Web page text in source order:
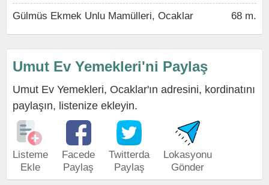
Gülmüs Ekmek Unlu Mamülleri, Ocaklar 68 m.
Umut Ev Yemekleri'ni Paylaş
Umut Ev Yemekleri, Ocaklar'ın adresini, kordinatını
paylaşın, listenize ekleyin.
Listeme
Ekle
Facede
Paylaş
Twitterda
Paylaş
Lokasyonu
Gönder